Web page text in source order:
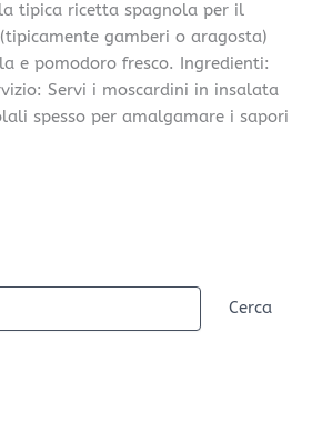
tipica ricetta spagnola per il
gamberi o aragosta)
e pomodoro fresco. Ingredienti:
Servi i moscardini in insalata
spesso per amalgamare i sapori
Cerca